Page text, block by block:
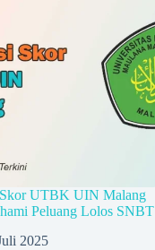
UTBK UIN Malang
Peluang Lolos SNBT
2025